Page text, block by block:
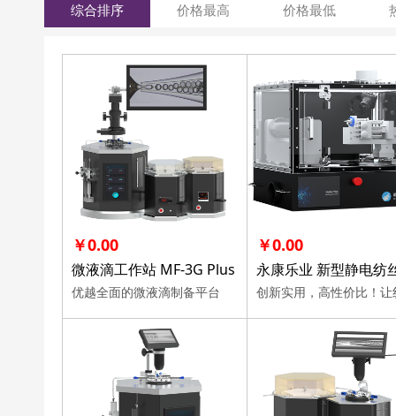
综合排序 价格最高 价格最低
￥0.00
微液滴工作站 MF-3G Plus
优越全面的微液滴制备平台
￥0.00